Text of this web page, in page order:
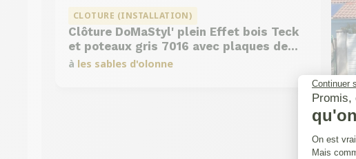
Continuer
Promis,
On est
Mais
CLOTURE (INSTALLATION)
Clôture DoMaStyl' plein Effet bois Teck
et poteaux gris 7016 avec plaques de
soubassement béton
à les sables d'olonne